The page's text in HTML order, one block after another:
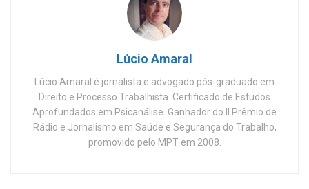
Lúcio Amaral
Lúcio Amaral é jornalista e advogado pós-graduado em
Direito e Processo Trabalhista. Certificado de Estudos
Aprofundados em Psicanálise. Ganhador do II Prêmio de
Rádio e Jornalismo em Saúde e Segurança do Trabalho,
promovido pelo MPT em 2008.